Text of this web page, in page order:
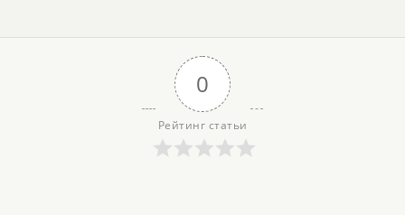
0
Рейтинг статьи